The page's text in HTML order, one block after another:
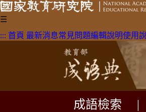
☰
::: 首頁 最新消息常見問題編輯說明使用
成語檢索